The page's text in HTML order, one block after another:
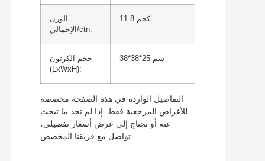
الوزن
الإجمالي/ctn:
11.8 كجم
حجم الكرتون
(LxWxH):
38*38*25 سم
التفاصيل الواردة في هذه الصفحة مخصصة
للأغراض المرجعية فقط. إذا لم تجد ما تبحث
عنه أو تحتاج إلى عرض أسعار تفصيلي،
تواصل مع فريقنا المخصص.